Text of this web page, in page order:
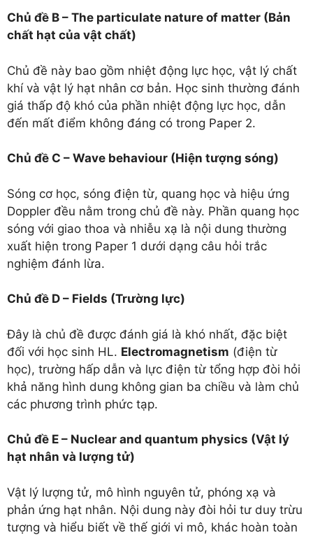
Chủ đề B – The particulate nature of matter (Bản
chất hạt của vật chất)
Chủ đề này bao gồm nhiệt động lực học, vật lý chất
khí và vật lý hạt nhân cơ bản. Học sinh thường đánh
giá thấp độ khó của phần nhiệt động lực học, dẫn
đến mất điểm không đáng có trong Paper 2.
Chủ đề C – Wave behaviour (Hiện tượng sóng)
Sóng cơ học, sóng điện từ, quang học và hiệu ứng
Doppler đều nằm trong chủ đề này. Phần quang học
sóng với giao thoa và nhiễu xạ là nội dung thường
xuất hiện trong Paper 1 dưới dạng câu hỏi trắc
nghiệm đánh lừa.
Chủ đề D – Fields (Trường lực)
Đây là chủ đề được đánh giá là khó nhất, đặc biệt
đối với học sinh HL. Electromagnetism (điện từ
học), trường hấp dẫn và lực điện từ tổng hợp đòi hỏi
khả năng hình dung không gian ba chiều và làm chủ
các phương trình phức tạp.
Chủ đề E – Nuclear and quantum physics (Vật lý
hạt nhân và lượng tử)
Vật lý lượng tử, mô hình nguyên tử, phóng xạ và
phản ứng hạt nhân. Nội dung này đòi hỏi tư duy trừu
tượng và hiểu biết về thế giới vi mô, khác hoàn toàn